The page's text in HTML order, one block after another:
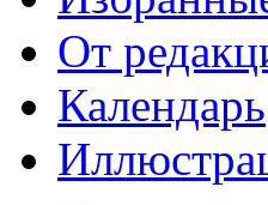
От
Календарь